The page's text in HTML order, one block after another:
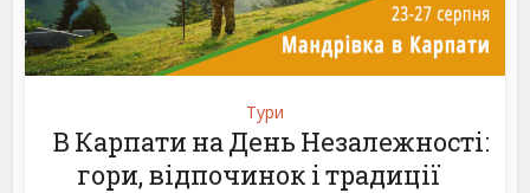
Тури
В Карпати на День Незалежності:
гори, відпочинок і традиції